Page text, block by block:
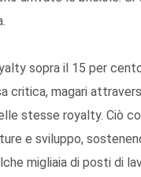
sopra il 15 per
critica, magari
stesse royalty. Ciò
e sviluppo,
migliaia di posti di